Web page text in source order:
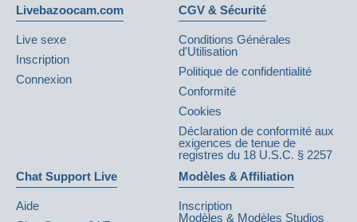
Livebazoocam.com
Live sexe
Inscription
Connexion
CGV & Sécurité
Conditions Générales
d'Utilisation
Politique de confidentialité
Conformité
Cookies
Déclaration de conformité aux
exigences de tenue de
registres du 18 U.S.C. § 2257
Chat Support Live
Aide
Modèles & Affiliation
Inscription
Modèles & Modèles Studios